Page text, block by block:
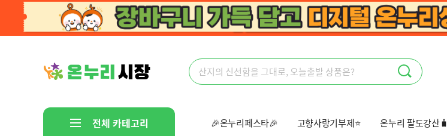
전체 카테고리 🎉온누리페스타🎉 고향사랑기부제⭐ 온누리 팔도강산🧳